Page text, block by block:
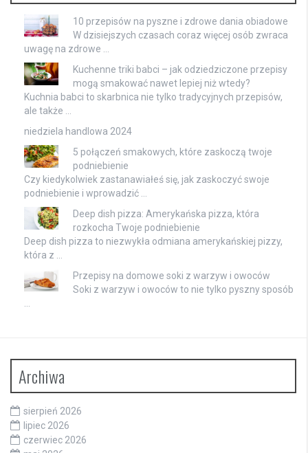
10 przepisów na pyszne i zdrowe dania obiadowe
W dzisiejszych czasach coraz więcej osób zwraca
uwagę na zdrowe …
Kuchenne triki babci – jak odziedziczone przepisy
mogą smakować nawet lepiej niż wtedy?
Kuchnia babci to skarbnica nie tylko tradycyjnych przepisów,
ale także …
niedziela handlowa 2024
5 połączeń smakowych, które zaskoczą twoje
podniebienie
Czy kiedykolwiek zastanawiałeś się, jak zaskoczyć swoje
podniebienie i wprowadzić …
Deep dish pizza: Amerykańska pizza, która
rozkocha Twoje podniebienie
Deep dish pizza to niezwykła odmiana amerykańskiej pizzy,
która z …
Przepisy na domowe soki z warzyw i owoców
Soki z warzyw i owoców to nie tylko pyszny sposób
Archiwa
sierpień 2026
lipiec 2026
czerwiec 2026